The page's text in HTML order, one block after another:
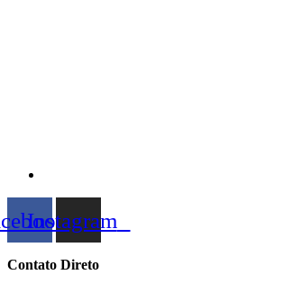
Instagram
Contato Direto